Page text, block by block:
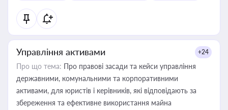
Управління активами +24
Про що тема: Про правові засади та кейси управління
державними, комунальними та корпоративними
активами, для юристів і керівників, які відповідають за
збереження та ефективне використання майна